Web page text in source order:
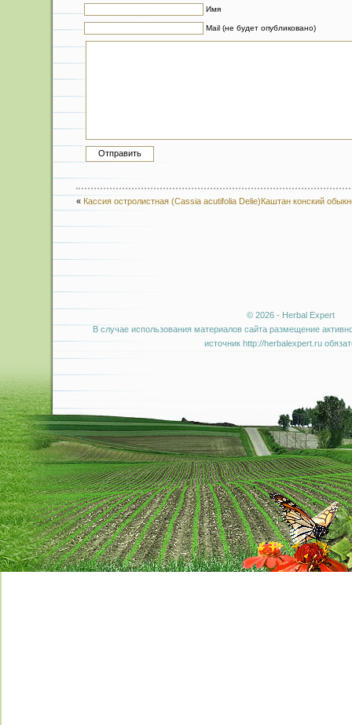
Имя
Mail (не будет опубликовано)
« Кассия остролистная (Cassia acutifolia Delie)Каштан конский
© 2026 - Herbal Expert
В случае использования материалов сайта размещение
источник http://herbalexpert.ru